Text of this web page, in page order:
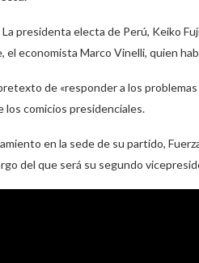
La presidenta electa de Perú, Keiko
el economista Marco Vinelli, quien
de «responder a los
los comicios presidenciales.
en la sede de su partido,
del que será su segundo